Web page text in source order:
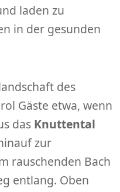
laden zu
in der gesunden
des
Gäste etwa, wenn
das Knuttental
zur
rauschenden Bach
entlang. Oben